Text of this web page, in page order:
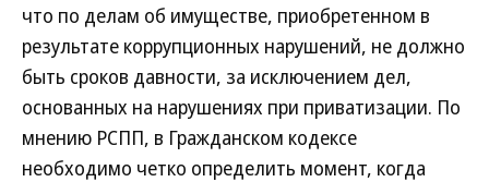
что по делам об имуществе, приобретенном в
результате коррупционных нарушений, не должно
быть сроков давности, за исключением дел,
основанных на нарушениях при приватизации. По
мнению РСПП, в Гражданском кодексе
необходимо четко определить момент, когда